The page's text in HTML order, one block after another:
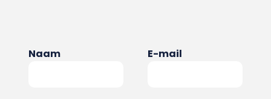
Naam E-mail